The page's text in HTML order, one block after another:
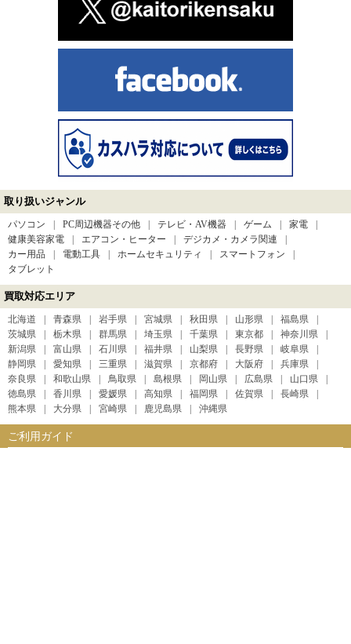
取り扱いジャンル
パソコン PC周辺機器その他 テレビ・AV機器 ゲーム
家電
健康美容家電
エアコン・ヒーター
デジカメ・カメラ関連
カー用品
電動工具 ホームセキュリティ
スマートフォン
タブレット
買取対応エリア
北海道 青森県 岩手県 宮城県 秋田県 山形県
福島県
茨城県
栃木県 群馬県 埼玉県 千葉県 東京都
神奈川県
新潟県
富山県 石川県 福井県 山梨県 長野県
岐阜県
静岡県
愛知県 三重県 滋賀県 京都府 大阪府
兵庫県
奈良県
和歌山県 鳥取県 島根県 岡山県 広島県
山口県
徳島県
香川県 愛媛県 高知県 福岡県 佐賀県
長崎県
熊本県
大分県 宮崎県 鹿児島県 沖縄県
ご利用ガイド